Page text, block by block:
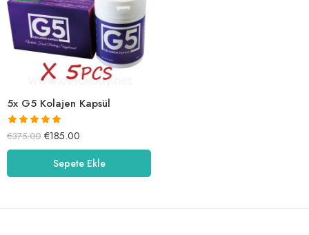
5x G5 Kolajen Kapsül
5 üzerinden
5.00oy aldı
€375.00 €185.00
Sepete Ekle